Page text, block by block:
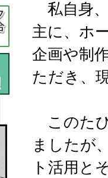
私自身
主に、ホ
企画や制
ただき、
このた
ましたが
ト活用と